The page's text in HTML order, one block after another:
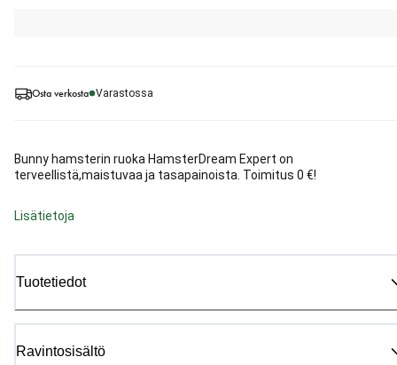
Osta verkosta Varastossa
Bunny hamsterin ruoka HamsterDream Expert on
terveellistä,maistuvaa ja tasapainoista. Toimitus 0 €!
Lisätietoja
Tuotetiedot
Ravintosisältö